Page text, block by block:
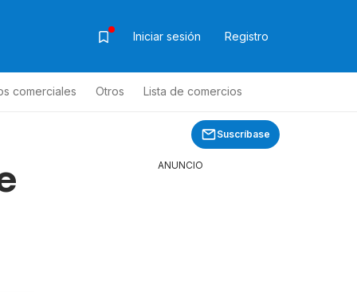
Iniciar sesión Registro
comerciales Otros Lista de comercios
Suscríbase
ANUNCIO